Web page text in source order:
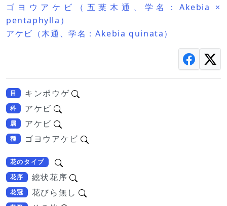
ゴヨウアケビ（五葉木通、学名：Akebia ×
pentaphylla）
アケビ（木通、学名：Akebia quinata）
目 キンポウゲ
科 アケビ
属 アケビ
種 ゴヨウアケビ
花のタイプ
花序
総状花序
花冠 花びら無し